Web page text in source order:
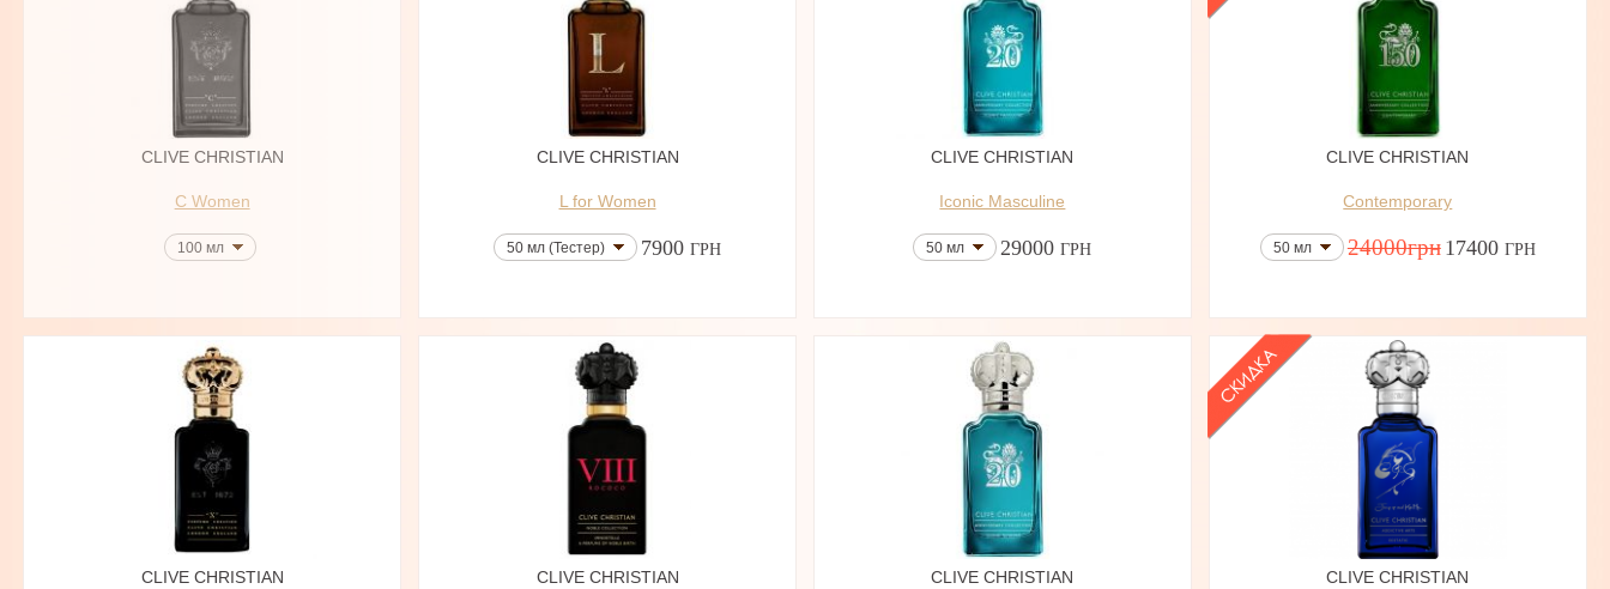
CLIVE CHRISTIAN
C Women
100 мл
CLIVE CHRISTIAN
L for Women
50 мл (Тестер) 7900 ГРН
CLIVE CHRISTIAN
Iconic Masculine
50 мл 29000 ГРН
CLIVE CHRISTIAN
Contemporary
50 мл 24000грн 17400 ГРН
CLIVE CHRISTIAN CLIVE CHRISTIAN CLIVE CHRISTIAN CLIVE CHRISTIAN